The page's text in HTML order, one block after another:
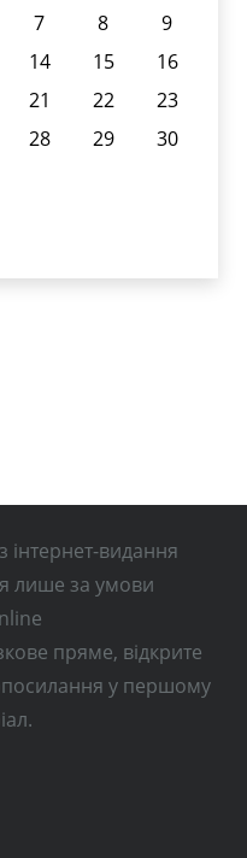
7 8
9
14 15
16
21 22
23
28 29
30
інтернет-видання
лише за умови
пряме, відкрите
у першому